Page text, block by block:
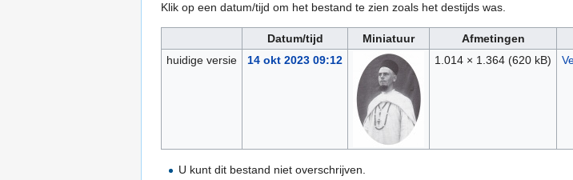
Klik op een datum/tijd om het bestand te zien zoals het destijds was.
Datum/tijd Miniatuur Afmetingen
huidige versie
14 okt 2023 09:12 1.014 × 1.364 (620 kB)
U kunt dit bestand niet overschrijven.